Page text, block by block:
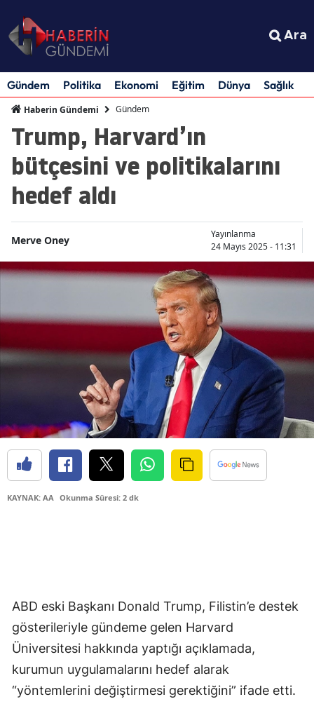
Ara
Gündem Politika Ekonomi Eğitim Dünya Sağlık
Haberin Gündemi Gündem
Trump, Harvard’ın
bütçesini ve politikalarını
hedef aldı
Merve Oney
Yayınlanma
24 Mayıs 2025 - 11:31
KAYNAK: AA Okunma Süresi: 2 dk
ABD eski Başkanı Donald Trump, Filistin’e destek
gösterileriyle gündeme gelen Harvard
Üniversitesi hakkında yaptığı açıklamada,
kurumun uygulamalarını hedef alarak
“yöntemlerini değiştirmesi gerektiğini” ifade etti.